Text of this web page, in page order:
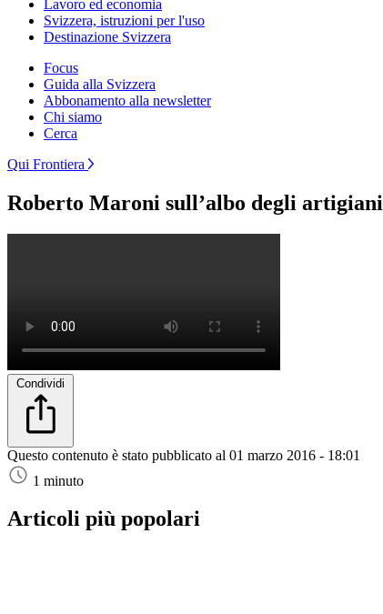
Lavoro ed economia
Svizzera, istruzioni per l'uso
Destinazione Svizzera
Focus
Guida alla Svizzera
Abbonamento alla newsletter
Chi siamo
Cerca
Qui Frontiera
Roberto Maroni sull’albo degli artigiani
Condividi
Questo contenuto è stato pubblicato al 01 marzo 2016 - 18:01
1 minuto
Articoli più popolari